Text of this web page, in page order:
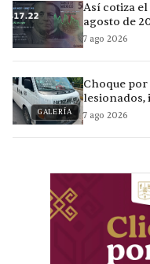
Así cotiza
agosto de
7 ago 2026
GALERÍA
Choque por
7 ago 2026